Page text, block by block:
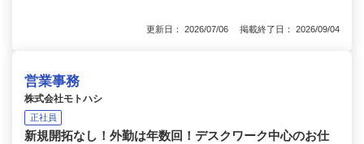
更新日： 2026/07/06 掲載終了日： 2026/09/04
営業事務
株式会社モトハシ
正社員
新規開拓なし！外勤は年数回！デスクワーク中心のお仕